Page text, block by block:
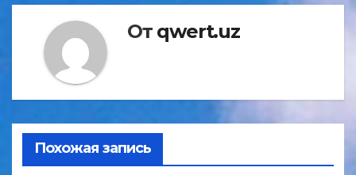
От qwert.uz
Похожая запись